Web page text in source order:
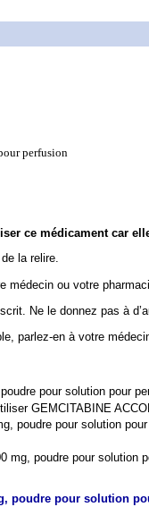
perfusion
ce médicament car
la relire.
médecin ou votre
Ne le donnez pas à
parlez-en à votre
pour solution pour
GEMCITABINE
poudre pour solution
mg, poudre pour solution
poudre pour solution